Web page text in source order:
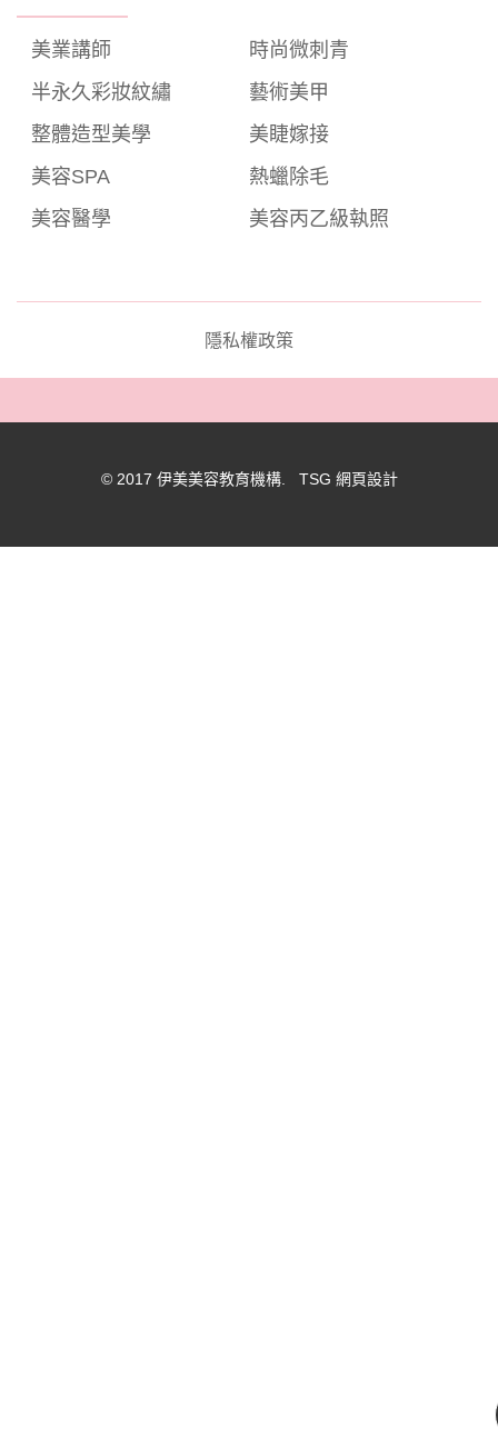
美業講師
時尚微刺青
半永久彩妝紋繡
藝術美甲
整體造型美學
美睫嫁接
美容SPA
熱蠟除毛
美容醫學
美容丙乙級執照
隱私權政策
© 2017 伊美美容教育機構. TSG 網頁設計